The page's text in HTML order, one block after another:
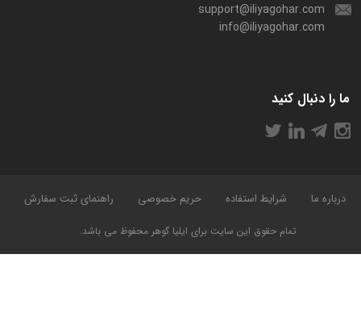
تمام حقوق این سایت برای ایلیا گوهر محفوظ می باشد.
درباره ما شرایط استفاده حریم خصوصی راهنمای ثبت سفارش
support@iliyagohar.com
info@iliyagohar.com
ما را دنبال کنید